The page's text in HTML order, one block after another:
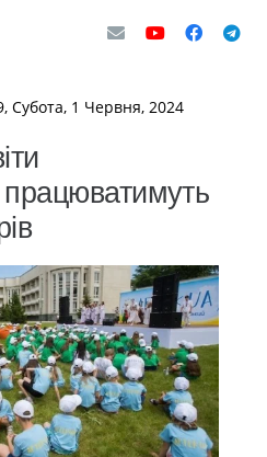
Субота, 1 Червня, 2024